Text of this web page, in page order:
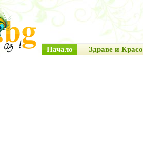
Начало Здраве и